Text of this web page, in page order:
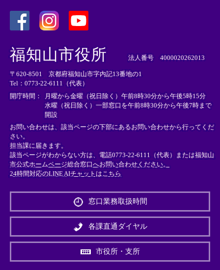
外
部
リ
ン
ク
＞
外
リ
ン
ク
＞
外
部
ン
ク
＞
福知山市役所 法人番号 4000020262013
〒620-8501 京都府福知山市字内記13番地の1
Tel：0773-22-6111（代表）
開庁時間：
月曜から金曜（祝日除く）午前8時30分から午後5時15分
水曜（祝日除く）一部窓口を午前8時30分から午後7時まで
開設
お問い合わせは、該当ページの下部にあるお問い合わせから行ってくだ
さい。
担当課に届きます。
該当ページがわからない方は、電話0773-22-6111（代表）または福知山
市公式ホームページ総合窓口へお問い合わせください。
24時間対応のLINE AIチャットはこちら
外
リ
ン
＞
窓口業務取扱時間
各課直通ダイヤル
市役所・支所